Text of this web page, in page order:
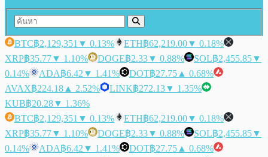
BTC฿2,129,351 ▼ 0.13% ETH฿62,219.00▼ 0.18%
XRP฿35.77▼ 1.10% DOGE฿2.33▼ 0.88% SOL฿2,455.85▼
0.14%
ADA฿6.42 ▼ 1.41% DOT฿27.75 ▲ 0.68%
AVAX฿224.18 ▲ 2.52% LINK฿272.13▼ 1.35%
KUB฿20.28▼ 1.36%
BTC฿2,129,351 ▼ 0.13% ETH฿62,219.00▼ 0.18%
XRP฿35.77▼ 1.10% DOGE฿2.33▼ 0.88% SOL฿2,455.85▼
0.14%
ADA฿6.42 ▼ 1.41% DOT฿27.75 ▲ 0.68%